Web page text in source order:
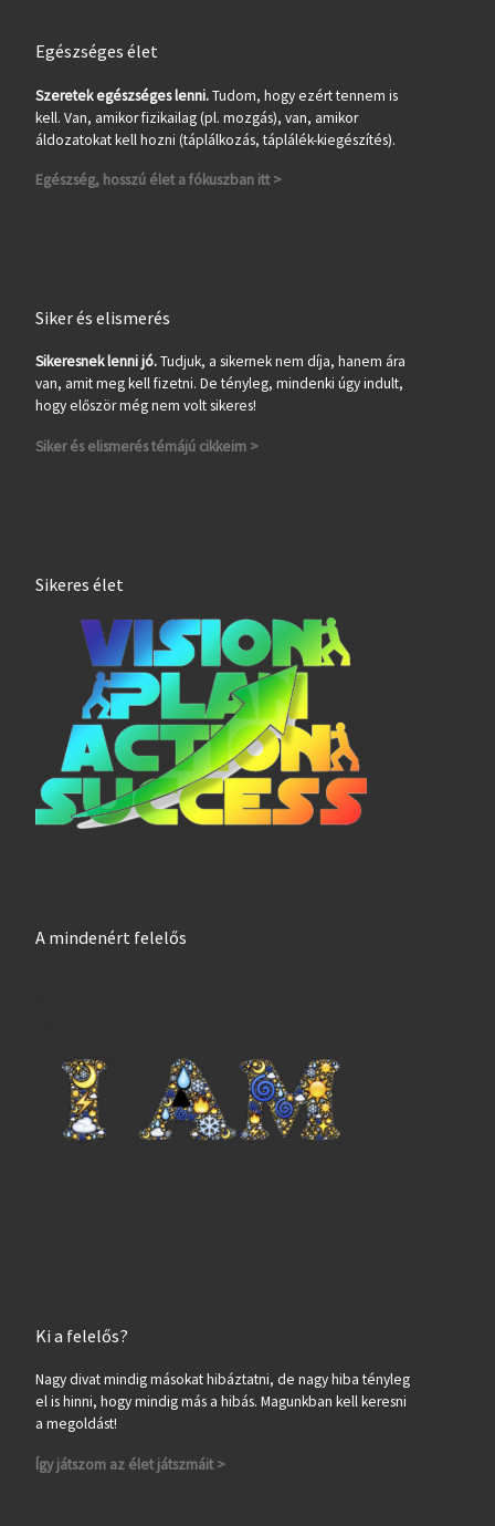
Egészséges élet
Szeretek egészséges lenni.Tudom, hogy ezért tennem is
kell. Van, amikor fizikailag (pl. mozgás), van, amikor
áldozatokat kell hozni (táplálkozás, táplálék-kiegészítés).
Egészség, hosszú élet a fókuszban itt >
Siker és elismerés
Sikeresnek lenni jó.Tudjuk, a sikernek nem díja, hanem ára
van, amit meg kell fizetni. De tényleg, mindenki úgy indult,
hogy először még nem volt sikeres!
Siker és elismerés témájú cikkeim >
Sikeres élet
A mindenért felelős
Ki a felelős?
Nagy divat mindig másokat hibáztatni, de nagy hiba tényleg
el is hinni, hogy mindig más a hibás. Magunkban kell keresni
a megoldást!
Így játszom az élet játszmáit >